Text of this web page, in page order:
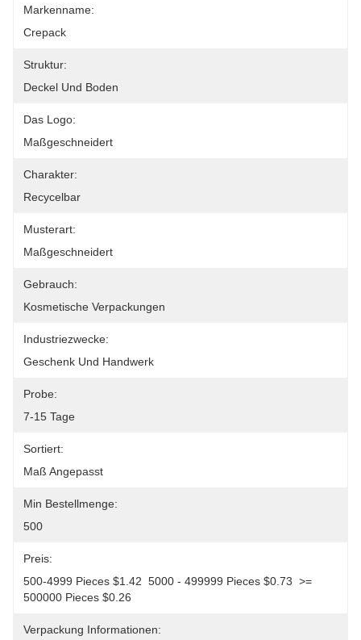
Markenname:
Crepack
Struktur:
Deckel Und Boden
Das Logo:
Maßgeschneidert
Charakter:
Recycelbar
Musterart:
Maßgeschneidert
Gebrauch:
Kosmetische Verpackungen
Industriezwecke:
Geschenk Und Handwerk
Probe:
7-15 Tage
Sortiert:
Maß Angepasst
Min Bestellmenge:
500
Preis:
500-4999 Pieces $1.42  5000 - 499999 Pieces $0.73  >=
500000 Pieces $0.26
Verpackung Informationen: